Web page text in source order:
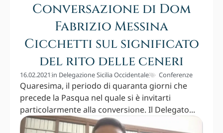
Conversazione di Dom
Fabrizio Messina
Cicchetti sul significato
del rito delle ceneri
16.02.2021 in Delegazione Sicilia Occidentale Conferenze
Quaresima, il periodo di quaranta giorni che
precede la Pasqua nel quale si è invitarti
particolarmente alla conversione. Il Delegato...